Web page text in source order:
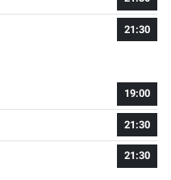
21:30
19:00
21:30
21:30